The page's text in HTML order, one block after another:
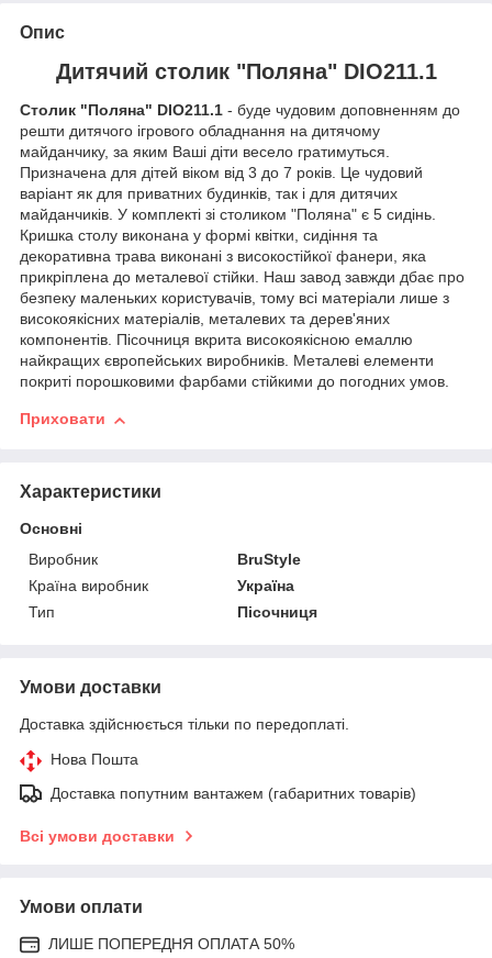
Опис
Дитячий столик "Поляна" DIO211.1
Столик "Поляна" DIO211.1 - буде чудовим доповненням до
решти дитячого ігрового обладнання на дитячому
майданчику, за яким Ваші діти весело гратимуться.
Призначена для дітей віком від 3 до 7 років. Це чудовий
варіант як для приватних будинків, так і для дитячих
майданчиків. У комплекті зі столиком "Поляна" є 5 сидінь.
Кришка столу виконана у формі квітки, сидіння та
декоративна трава виконані з високостійкої фанери, яка
прикріплена до металевої стійки. Наш завод завжди дбає про
безпеку маленьких користувачів, тому всі матеріали лише з
високоякісних матеріалів, металевих та дерев'яних
компонентів. Пісочниця вкрита високоякісною емаллю
найкращих європейських виробників. Металеві елементи
покриті порошковими фарбами стійкими до погодних умов.
Приховати
Характеристики
Основні
Виробник
BruStyle
Країна виробник
Україна
Тип
Пісочниця
Умови доставки
Доставка здійснюється тільки по передоплаті.
Нова Пошта
Доставка попутним вантажем (габаритних товарів)
Всі умови доставки
Умови оплати
ЛИШЕ ПОПЕРЕДНЯ ОПЛАТА 50%